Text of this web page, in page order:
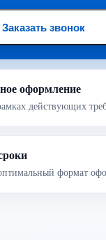
Заказать звонок
оформление
действующих
формат